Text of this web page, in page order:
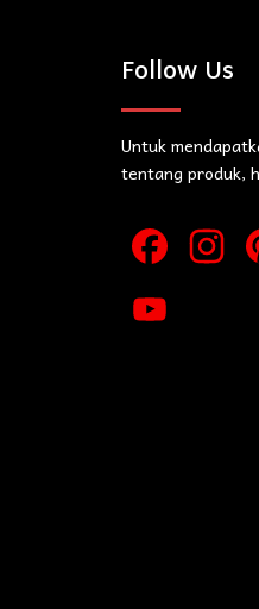
Follow Us
Untuk
tentang produk,
Facebook